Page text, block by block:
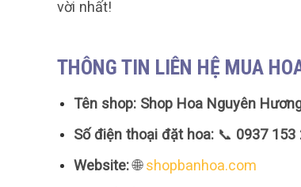
vời nhất!
THÔNG TIN LIÊN HỆ MUA
Tên shop: Shop Hoa Nguyên
Số điện thoại đặt hoa:📞 0937 153
Website:🌐shopbanhoa.com